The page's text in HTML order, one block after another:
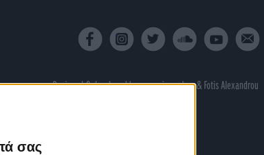
σας
Designed & developed byporcupine colors& Fotis Alexandrou